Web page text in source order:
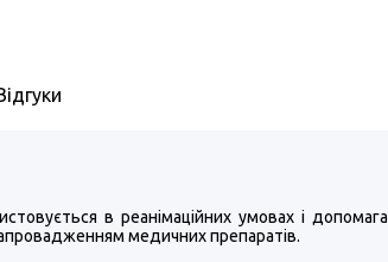
в реанімаційних умовах і
медичних препаратів.